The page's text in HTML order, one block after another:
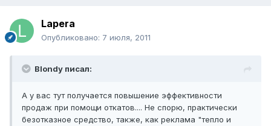
Lapera
Опубликовано: 7 июля, 2011
Blondy писал:
А у вас тут получается повышение эффективности
продаж при помощи откатов.... Не спорю, практически
безотказное средство, также, как реклама "тепло и